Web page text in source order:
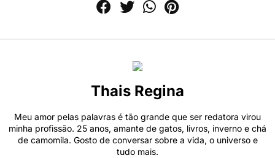
Thais Regina
Meu amor pelas palavras é tão grande que ser redatora virou
minha profissão. 25 anos, amante de gatos, livros, inverno e chá
de camomila. Gosto de conversar sobre a vida, o universo e
tudo mais.